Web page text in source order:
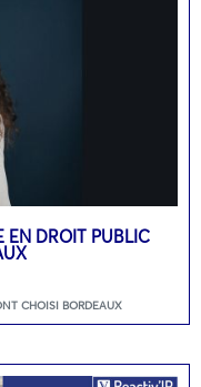
EN DROIT PUBLIC
CHOISI BORDEAUX